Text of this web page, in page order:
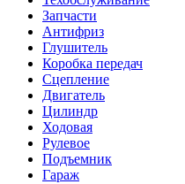
Запчасти
Антифриз
Глушитель
Коробка передач
Сцепление
Двигатель
Цилиндр
Ходовая
Рулевое
Подъемник
Гараж